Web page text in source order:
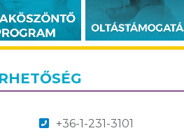
+36-1-231-3101